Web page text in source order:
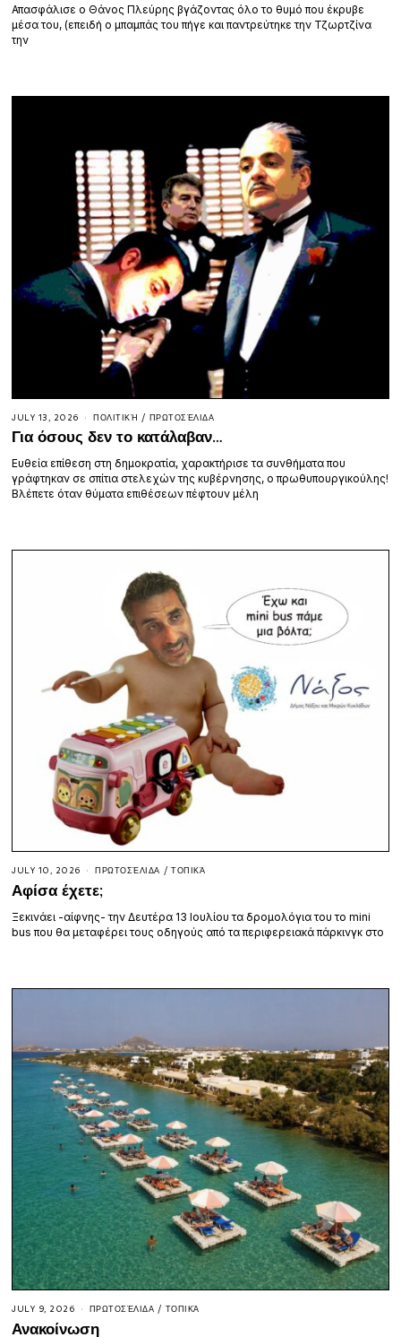
Απασφάλισε ο Θάνος Πλεύρης βγάζοντας όλο το θυμό που έκρυβε
μέσα του, (επειδή ο μπαμπάς του πήγε και παντρεύτηκε την Τζωρτζίνα
την
JULY 13, 2026 ΠΟΛΙΤΙΚΉ / ΠΡΩΤΟΣΈΛΙΔΑ
Για όσους δεν το κατάλαβαν…
Ευθεία επίθεση στη δημοκρατία, χαρακτήρισε τα συνθήματα που
γράφτηκαν σε σπίτια στελεχών της κυβέρνησης, ο πρωθυπουργικούλης!
Βλέπετε όταν θύματα επιθέσεων πέφτουν μέλη
JULY 10, 2026 ΠΡΩΤΟΣΈΛΙΔΑ / ΤΟΠΙΚΆ
Αφίσα έχετε;
Ξεκινάει -αίφνης- την Δευτέρα 13 Ιουλίου τα δρομολόγια του το mini
bus που θα μεταφέρει τους οδηγούς από τα περιφερειακά πάρκινγκ στο
JULY 9, 2026 ΠΡΩΤΟΣΈΛΙΔΑ / ΤΟΠΙΚΆ
Ανακοίνωση